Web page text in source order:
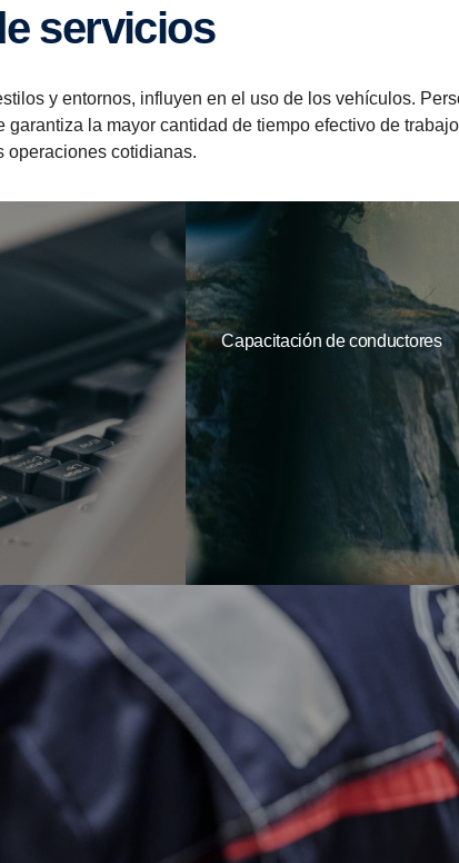
servicios
y entornos, influyen en el uso de los vehículos.
la mayor cantidad de tiempo efectivo de
operaciones cotidianas.
Capacitación de conductores